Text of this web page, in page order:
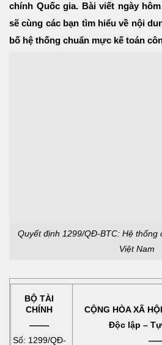
chính Quốc gia. Bài viết ngày
sẽ cùng các bạn tìm hiểu về nội
bố hệ thống chuẩn mực kế toán
Quyết định 1299/QĐ-BTC: Hệ thống
Việt Nam
BỘ TÀI
CHÍNH
——-
Số: 1299/QĐ-
CỘNG HÒA XÃ
Độc lập –